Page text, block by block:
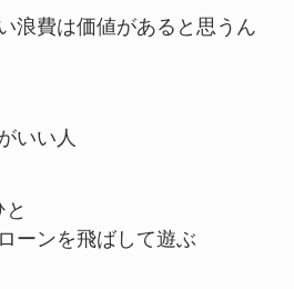
浪費は価値があると思うん
いい人
ーンを飛ばして遊ぶ